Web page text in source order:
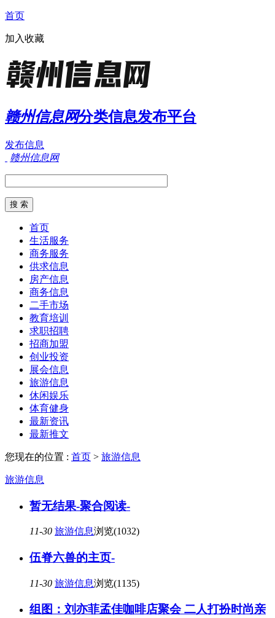
首页
加入收藏
赣州信息网分类信息发布平台
发布信息
赣州信息网
首页
生活服务
商务服务
供求信息
房产信息
商务信息
二手市场
教育培训
求职招聘
招商加盟
创业投资
展会信息
旅游信息
休闲娱乐
体育健身
最新资讯
最新推文
您现在的位置 : 首页 > 旅游信息
旅游信息
暂无结果-聚合阅读-
11-30 旅游信息浏览(1032)
伍脊六兽的主页-
11-30 旅游信息浏览(1135)
组图：刘亦菲孟佳咖啡店聚会 二人打扮时尚亲